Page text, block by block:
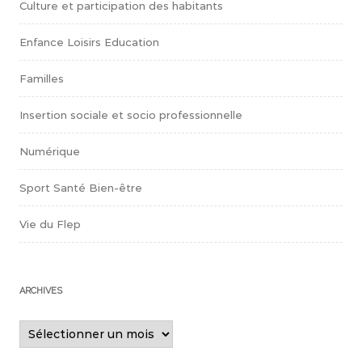
Culture et participation des habitants
Enfance Loisirs Education
Familles
Insertion sociale et socio professionnelle
Numérique
Sport Santé Bien-être
Vie du Flep
ARCHIVES
Archives